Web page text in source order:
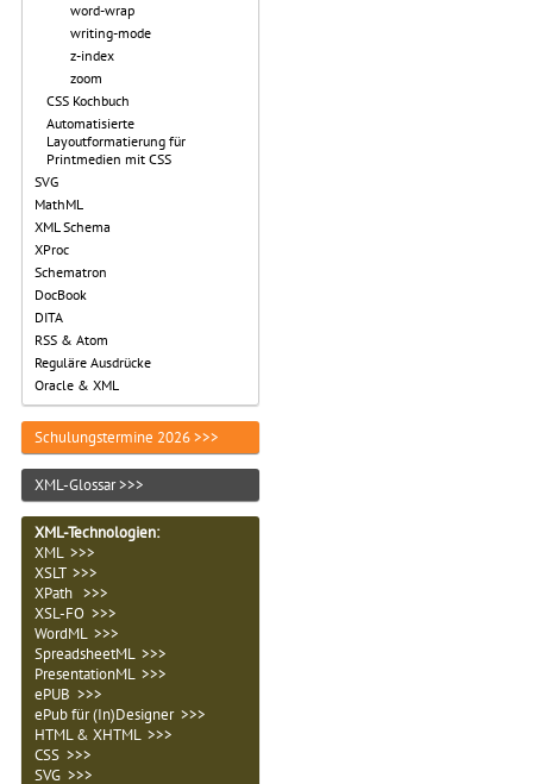
word-wrap
writing-mode
z-index
zoom
CSS Kochbuch
Automatisierte
Layoutformatierung für
Printmedien mit CSS
SVG
MathML
XML Schema
XProc
Schematron
DocBook
DITA
RSS & Atom
Reguläre Ausdrücke
Oracle & XML
Schulungstermine 2026 >>>
XML-Glossar >>>
XML-Technologien:
XML >>>
XSLT >>>
XPath >>>
XSL-FO >>>
WordML >>>
SpreadsheetML >>>
PresentationML >>>
ePUB >>>
ePub für (In)Designer >>>
HTML & XHTML >>>
CSS >>>
SVG >>>